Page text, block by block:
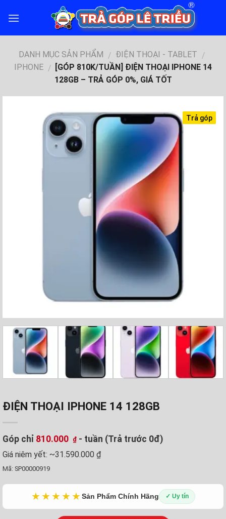
DANH MỤC SẢN PHẨM / ĐIỆN THOẠI - TABLET /
IPHONE /
[GÓP 810K/TUẦN] ĐIỆN THOẠI IPHONE 14
128GB – TRẢ GÓP 0%, GIÁ TỐT
Trả góp
ĐIỆN THOẠI IPHONE 14 128GB
Góp chỉ 810.000 ₫ - tuần (Trả trước 0đ)
Giá niêm yết: ~31.590.000 ₫
Mã: SP00000919
★★★★★Sản Phẩm Chính Hãng ✓ Uy tín